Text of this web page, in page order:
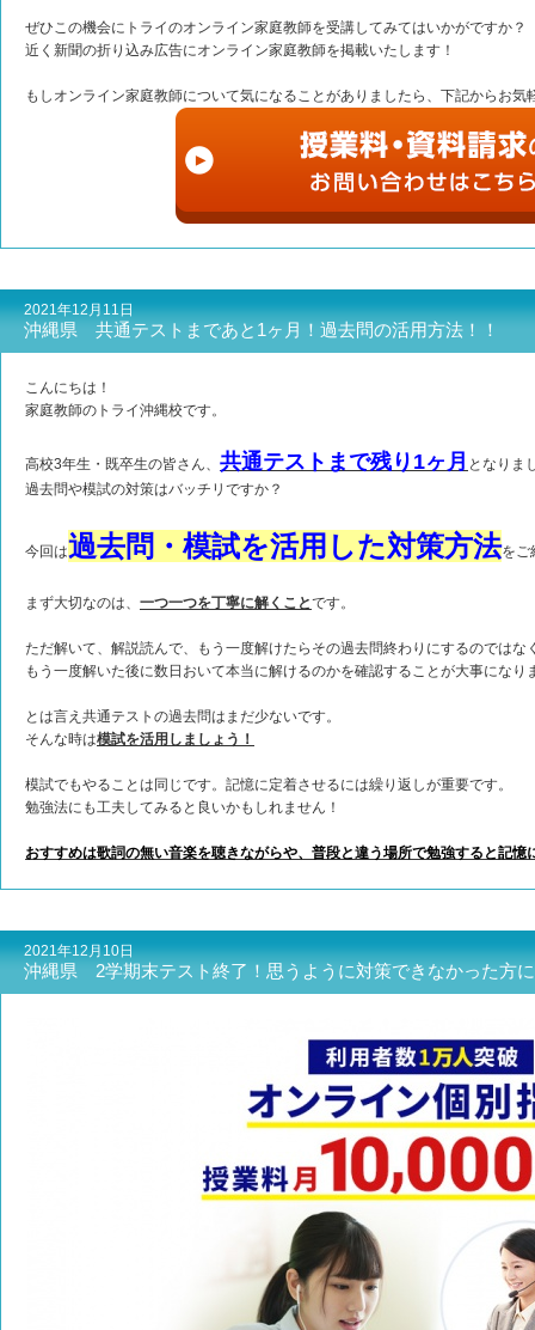
ぜひこの機会にトライのオンライン家庭教師を受講してみてはいかがですか？
近く新聞の折り込み広告にオンライン家庭教師を掲載いたします！
もしオンライン家庭教師について気になることがありましたら、下記からお気
2021年12月11日
沖縄県 共通テストまであと1ヶ月！過去問の活用方法！！
こんにちは！
家庭教師のトライ沖縄校です。
高校3年生・既卒生の皆さん、 共通テストまで残り1ヶ月 となりま
過去問や模試の対策はバッチリですか？
今回は過去問・模試を活用した対策方法をご
まず大切なのは、 一つ一つを丁寧に解くことです。
ただ解いて、解説読んで、もう一度解けたらその過去問終わりにするのではな
もう一度解いた後に数日おいて本当に解けるのかを確認することが大事になり
とは言え共通テストの過去問はまだ少ないです。
そんな時は模試を活用しましょう！
模試でもやることは同じです。記憶に定着させるには繰り返しが重要です。
勉強法にも工夫してみると良いかもしれません！
おすすめは歌詞の無い音楽を聴きながらや、普段と違う場所で勉強すると記憶
2021年12月10日
沖縄県 2学期末テスト終了！思うように対策できなかった方